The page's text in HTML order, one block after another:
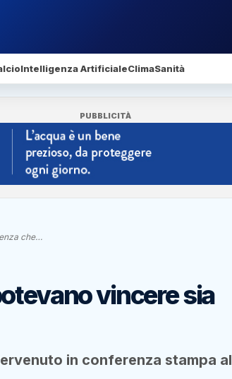
Intelligenza ArtificialeClimaSanità
PUBBLICITÀ
che…
vincere sia
in conferenza stampa al